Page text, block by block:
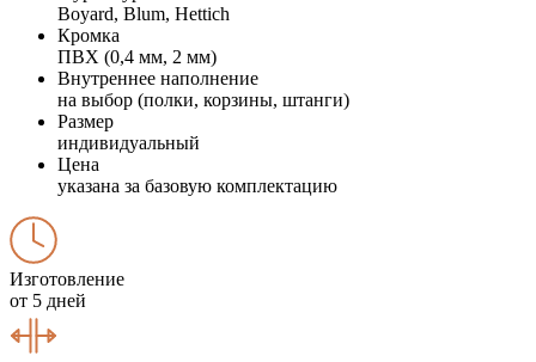
Boyard, Blum, Hettich
Кромка
ПВХ (0,4 мм, 2 мм)
Внутреннее наполнение
на выбор (полки, корзины, штанги)
Размер
индивидуальный
Цена
указана за базовую комплектацию
Изготовление
от 5 дней